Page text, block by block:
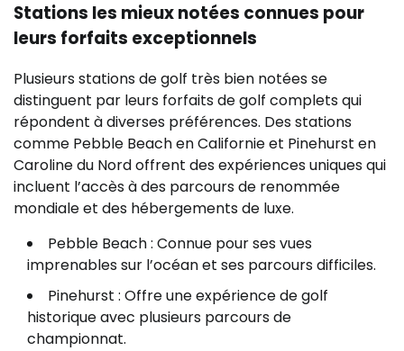
Stations les mieux notées connues pour
leurs forfaits exceptionnels
Plusieurs stations de golf très bien notées se
distinguent par leurs forfaits de golf complets qui
répondent à diverses préférences. Des stations
comme Pebble Beach en Californie et Pinehurst en
Caroline du Nord offrent des expériences uniques qui
incluent l’accès à des parcours de renommée
mondiale et des hébergements de luxe.
Pebble Beach : Connue pour ses vues
imprenables sur l’océan et ses parcours difficiles.
Pinehurst : Offre une expérience de golf
historique avec plusieurs parcours de
championnat.